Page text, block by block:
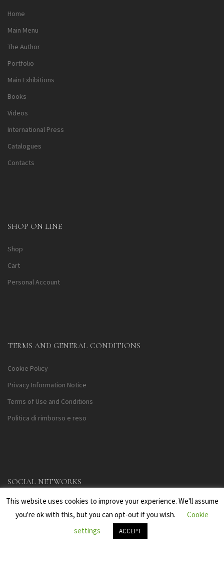
Home
Main Menu
The Author
Portfolio
Main Exhibitions
Books
Videos
International Press
Catalogues
Contacts
SHOP ON LINE
Shop
Cart
Personal Account
TERMS AND GENERAL CONDITIONS
Cookie Policy
Privacy Information Notice
Terms of Use and Conditions
Politica di rimborso e reso
SOCIAL NETWORKS
This website uses cookies to improve your experience. We'll assume
you're ok with this, but you can opt-out if you wish.
Cookie
settings
ACCEPT